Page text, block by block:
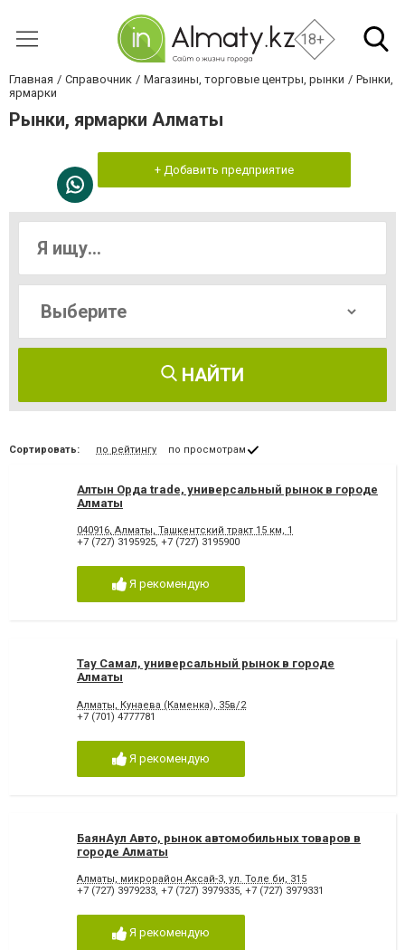
18+
Главная Справочник Магазины, торговые центры, рынки
Рынки,
ярмарки
Рынки, ярмарки Алматы
+ Добавить предприятие
НАЙТИ
Сортировать: по рейтингу по просмотрам
Алтын Орда trade, универсальный рынок в городе
Алматы
040916, Алматы, Ташкентский тракт 15 км, 1
+7 (727) 3195925, +7 (727) 3195900
Я рекомендую
Тау Самал, универсальный рынок в городе
Алматы
Алматы, Кунаева (Каменка), 35в/2
+7 (701) 4777781
Я рекомендую
БаянАул Авто, рынок автомобильных товаров в
городе Алматы
Алматы, микрорайон Аксай-3, ул. Толе би, 315
+7 (727) 3979233, +7 (727) 3979335, +7 (727) 3979331
Я рекомендую